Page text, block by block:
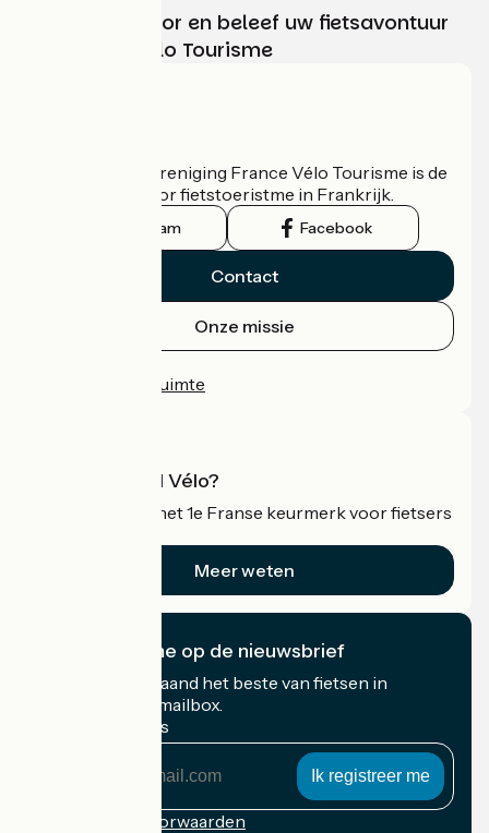
Kies, bereid voor en beleef uw fietsavontuur
met France Vélo Tourisme
De nationale vereniging France Vélo Tourisme is de
officiële gids voor fietstoeristme in Frankrijk.
Instagram Facebook
Contact
Onze missie
Professionele ruimte
Wat is Accueil Vélo?
Accueil Vélo is het 1e Franse keurmerk voor fietsers
Meer weten
Ik abonneer me op de nieuwsbrief
Ontvang elke maand het beste van fietsen in
Frankrijk in uw mailbox.
Mijn e-mailadres
Inschrijvingsvoorwaarden